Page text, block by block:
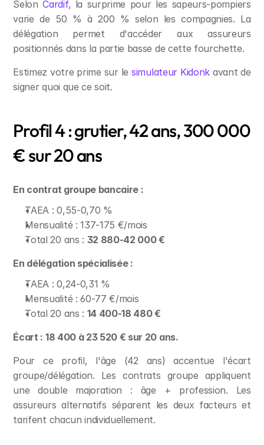
Selon Cardif, la surprime pour les sapeurs-pompiers
varie de 50 % à 200 % selon les compagnies. La
délégation permet d'accéder aux assureurs
positionnés dans la partie basse de cette fourchette.
Estimez votre prime sur le simulateur Kidonk avant de
signer quoi que ce soit.
Profil 4 : grutier, 42 ans, 300 000
€ sur 20 ans
En contrat groupe bancaire :
TAEA : 0,55-0,70 %
Mensualité : 137-175 €/mois
Total 20 ans : 32 880-42 000 €
En délégation spécialisée :
TAEA : 0,24-0,31 %
Mensualité : 60-77 €/mois
Total 20 ans : 14 400-18 480 €
Écart : 18 400 à 23 520 € sur 20 ans.
Pour ce profil, l'âge (42 ans) accentue l'écart
groupe/délégation. Les contrats groupe appliquent
une double majoration : âge + profession. Les
assureurs alternatifs séparent les deux facteurs et
tarifent chacun individuellement.